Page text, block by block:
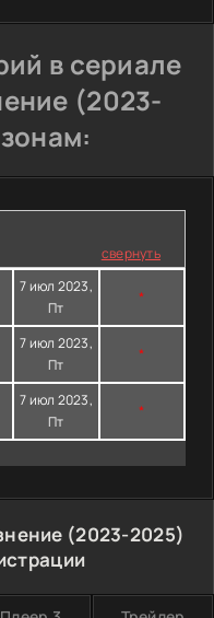
в сериале
(2023-
свернуть
7 июл 2023,
Пт
*
7 июл 2023,
Пт
*
7 июл 2023,
Пт
*
(2023-2025)